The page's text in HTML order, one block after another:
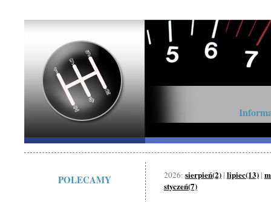
POLECAMY 2026: sierpień(2) | lipiec(13) |
styczeń(7)